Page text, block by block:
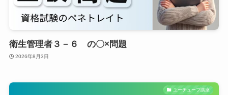
衛生管理者３－６ の〇×問題
2026年8月3日
ユーチューブ講座